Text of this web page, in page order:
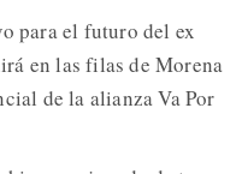
para el futuro del ex
en las filas de Morena
de la alianza Va Por